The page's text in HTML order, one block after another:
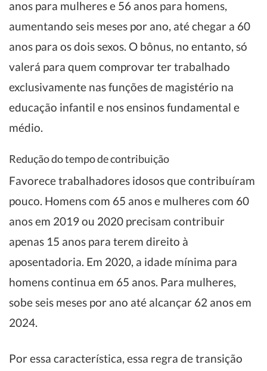
anos para mulheres e 56 anos para homens,
aumentando seis meses por ano, até chegar a 60
anos para os dois sexos. O bônus, no entanto, só
valerá para quem comprovar ter trabalhado
exclusivamente nas funções de magistério na
educação infantil e nos ensinos fundamental e
médio.
Redução do tempo de contribuição
Favorece trabalhadores idosos que contribuíram
pouco. Homens com 65 anos e mulheres com 60
anos em 2019 ou 2020 precisam contribuir
apenas 15 anos para terem direito à
aposentadoria. Em 2020, a idade mínima para
homens continua em 65 anos. Para mulheres,
sobe seis meses por ano até alcançar 62 anos em
2024.
Por essa característica, essa regra de transição